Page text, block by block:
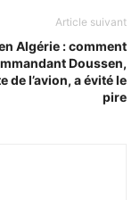
Article suivant
Algérie : comment
Doussen,
de l’avion, a évité le
pire